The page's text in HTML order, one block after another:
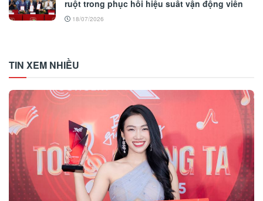
ruột trong phục hồi hiệu suất vận động viên
18/07/2026
TIN XEM NHIỀU